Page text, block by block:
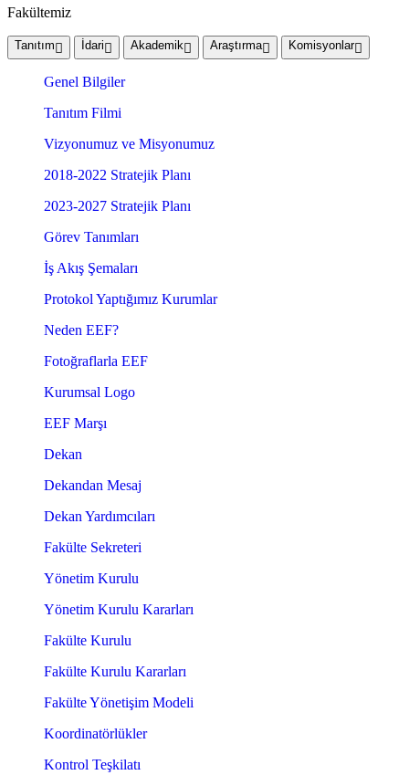
Fakültemiz
Tanıtım İdari Akademik Araştırma Komisyonlar
Genel Bilgiler
Tanıtım Filmi
Vizyonumuz ve Misyonumuz
2018-2022 Stratejik Planı
2023-2027 Stratejik Planı
Görev Tanımları
İş Akış Şemaları
Protokol Yaptığımız Kurumlar
Neden EEF?
Fotoğraflarla EEF
Kurumsal Logo
EEF Marşı
Dekan
Dekandan Mesaj
Dekan Yardımcıları
Fakülte Sekreteri
Yönetim Kurulu
Yönetim Kurulu Kararları
Fakülte Kurulu
Fakülte Kurulu Kararları
Fakülte Yönetişim Modeli
Koordinatörlükler
Kontrol Teşkilatı